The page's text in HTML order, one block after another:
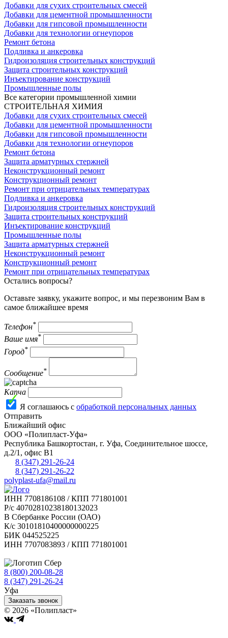
Добавки для сухих строительных смесей
Добавки для цементной промышленности
Добавки для гипсовой промышленности
Добавки для технологии огнеупоров
Ремонт бетона
Подливка и анкеровка
Гидроизоляция строительных конструкций
Защита строительных конструкций
Инъектирование конструкций
Промышленные полы
Все категории промышленной химии
СТРОИТЕЛЬНАЯ ХИМИЯ
Добавки для сухих строительных смесей
Добавки для цементной промышленности
Добавки для гипсовой промышленности
Добавки для технологии огнеупоров
Ремонт бетона
Защита арматурных стержней
Неконструкционный ремонт
Конструкционный ремонт
Ремонт при отрицательных температурах
Подливка и анкеровка
Гидроизоляция строительных конструкций
Защита строительных конструкций
Инъектирование конструкций
Промышленные полы
Защита арматурных стержней
Неконструкционный ремонт
Конструкционный ремонт
Ремонт при отрицательных температурах
Остались вопросы?
Оставьте заявку, укажите вопрос, и мы перезвоним Вам в
самое ближайшее время
Телефон*
Ваше имя*
Город*
Сообщение*
Капча
Я соглашаюсь с обработкой персональных данных
Отправить
Ближайший офис
ООО «Полипласт-Уфа»
Республика Башкортостан, г. Уфа, Соединительное шоссе,
д.2/1, офис В1
8 (347) 291-26-24
8 (347) 291-26-22
polyplast-ufa@mail.ru
ИНН 7708186108 / КПП 771801001
Р/с 40702810238180132023
В Сбербанке России (ОАО)
К/с 30101810400000000225
БИК 044525225
ИНН 7707083893 / КПП 771801001
8 (800) 200-08-28
8 (347) 291-26-24
Уфа
Заказать звонок
© 2026 «Полипласт»